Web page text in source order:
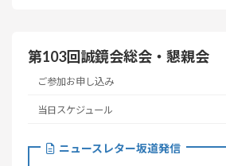
第103回誠鏡会総会・懇親会
ご参加お申し込み
当日スケジュール
ニュースレター坂道発信